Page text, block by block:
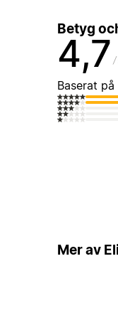
Betyg
4,7
Baserat på
Mer av